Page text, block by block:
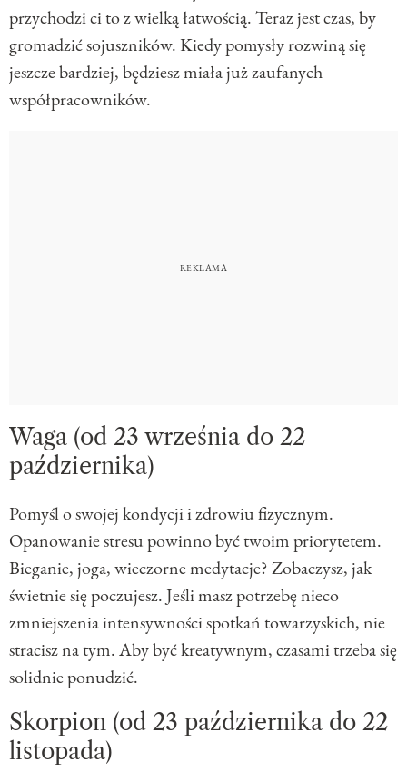
przychodzi ci to z wielką łatwością. Teraz jest czas, by
gromadzić sojuszników. Kiedy pomysły rozwiną się
jeszcze bardziej, będziesz miała już zaufanych
współpracowników.
Waga (od 23 września do 22
października)
Pomyśl o swojej kondycji i zdrowiu fizycznym.
Opanowanie stresu powinno być twoim priorytetem.
Bieganie, joga, wieczorne medytacje? Zobaczysz, jak
świetnie się poczujesz. Jeśli masz potrzebę nieco
zmniejszenia intensywności spotkań towarzyskich, nie
stracisz na tym. Aby być kreatywnym, czasami trzeba się
solidnie ponudzić.
Skorpion (od 23 października do 22
listopada)